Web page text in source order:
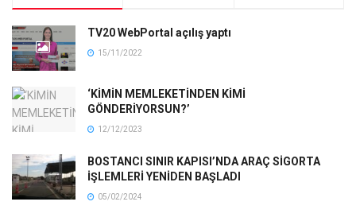
TV20 WebPortal açılış yaptı
15/11/2022
‘KİMİN MEMLEKETİNDEN KİMİ
GÖNDERİYORSUN?’
12/12/2023
BOSTANCI SINIR KAPISI’NDA ARAÇ SİGORTA
İŞLEMLERİ YENİDEN BAŞLADI
05/02/2024